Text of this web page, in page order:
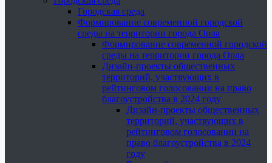
Городская среда
Формирование современной городской
среды на территории города Орла
Формирование современной городской
среды на территории города Орла
Дизайн-проекты общественных
территорий, участвующих в
рейтинговом голосовании на право
благоустройства в 2024 году
Дизайн-проекты общественных
территорий, участвующих в
рейтинговом голосовании на
право благоустройства в 2024
году